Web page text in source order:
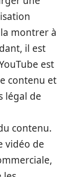
montrer à
il est
est
contenu et
légal de
contenu.
vidéo de